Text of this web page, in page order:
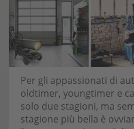
Per gli appassionati di
oldtimer, youngtimer e
solo due stagioni, ma
stagione più bella è